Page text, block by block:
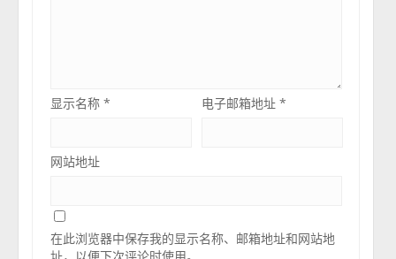
显示名称* 电子邮箱地址*
网站地址
在此浏览器中保存我的显示名称、邮箱地址和网站地